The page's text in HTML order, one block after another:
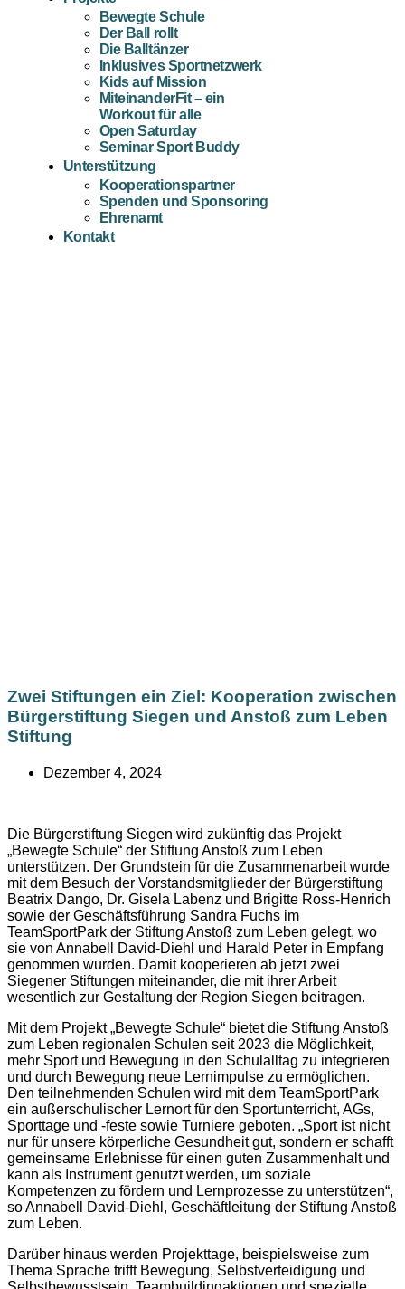
Bewegte Schule
Der Ball rollt
Die Balltänzer
Inklusives Sportnetzwerk
Kids auf Mission
MiteinanderFit – ein
Workout für alle
Open Saturday
Seminar Sport Buddy
Unterstützung
Kooperationspartner
Spenden und Sponsoring
Ehrenamt
Kontakt
Zwei Stiftungen ein Ziel: Kooperation zwischen
Bürgerstiftung Siegen und Anstoß zum Leben
Stiftung
Dezember 4, 2024
Die Bürgerstiftung Siegen wird zukünftig das Projekt
„Bewegte Schule“ der Stiftung Anstoß zum Leben
unterstützen. Der Grundstein für die Zusammenarbeit wurde
mit dem Besuch der Vorstandsmitglieder der Bürgerstiftung
Beatrix Dango, Dr. Gisela Labenz und Brigitte Ross-Henrich
sowie der Geschäftsführung Sandra Fuchs im
TeamSportPark der Stiftung Anstoß zum Leben gelegt, wo
sie von Annabell David-Diehl und Harald Peter in Empfang
genommen wurden. Damit kooperieren ab jetzt zwei
Siegener Stiftungen miteinander, die mit ihrer Arbeit
wesentlich zur Gestaltung der Region Siegen beitragen.
Mit dem Projekt „Bewegte Schule“ bietet die Stiftung Anstoß
zum Leben regionalen Schulen seit 2023 die Möglichkeit,
mehr Sport und Bewegung in den Schulalltag zu integrieren
und durch Bewegung neue Lernimpulse zu ermöglichen.
Den teilnehmenden Schulen wird mit dem TeamSportPark
ein außerschulischer Lernort für den Sportunterricht, AGs,
Sporttage und -feste sowie Turniere geboten. „Sport ist nicht
nur für unsere körperliche Gesundheit gut, sondern er schafft
gemeinsame Erlebnisse für einen guten Zusammenhalt und
kann als Instrument genutzt werden, um soziale
Kompetenzen zu fördern und Lernprozesse zu unterstützen“,
so Annabell David-Diehl, Geschäftleitung der Stiftung Anstoß
zum Leben.
Darüber hinaus werden Projekttage, beispielsweise zum
Thema Sprache trifft Bewegung, Selbstverteidigung und